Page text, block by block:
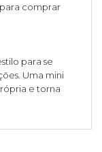
comprar
para se
Uma mini
e torna